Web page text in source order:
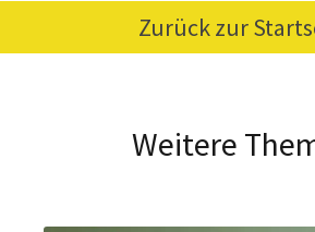
Zurück zur
Weitere